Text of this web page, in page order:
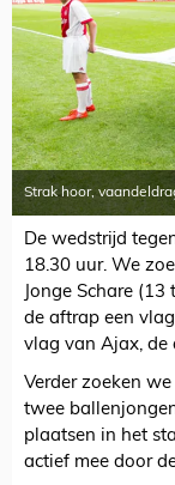
Strak hoor,
De wedstrijd
18.30 uur. We
Jonge Schare
de aftrap een
vlag van Ajax, de
Verder zoeken
twee
plaatsen in het
actief mee door